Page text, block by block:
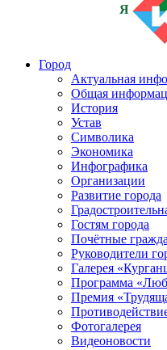
Я
Город
Актуальная
Общая
История
Устав
Символика
Экономика
Инфографика
Организации
Развитие города
Гостям города
Почётные
Руководители
Галерея
Программа
Премия
Фотогалерея
Видеоновости